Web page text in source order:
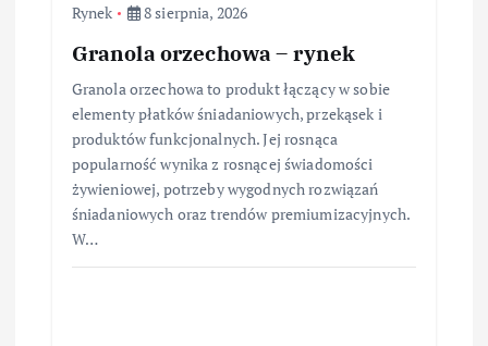
Rynek 8 sierpnia, 2026
Granola orzechowa – rynek
Granola orzechowa to produkt łączący w sobie
elementy płatków śniadaniowych, przekąsek i
produktów funkcjonalnych. Jej rosnąca
popularność wynika z rosnącej świadomości
żywieniowej, potrzeby wygodnych rozwiązań
śniadaniowych oraz trendów premiumizacyjnych.
W…